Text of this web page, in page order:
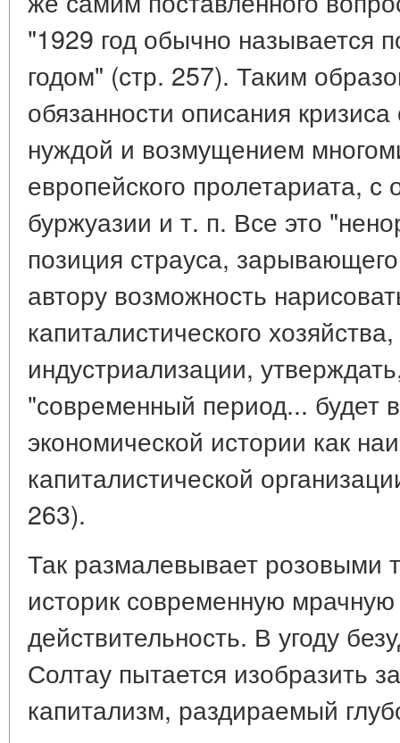
"1929 год обычно называется
годом" (стр. 257). Таким
обязанности описания
нуждой и возмущением
европейского пролетариата,
буржуазии и т. п. Все это
позиция страуса,
автору возможность
капиталистического
индустриализации,
"современный период... будет
экономической истории как
капиталистической
263).
Так размалевывает розовыми
историк современную
действительность. В угоду
Солтау пытается изобразить
капитализм, раздираемый